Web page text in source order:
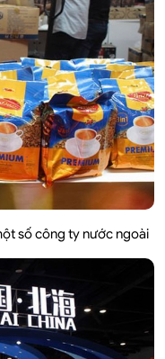
số công ty nước ngoài